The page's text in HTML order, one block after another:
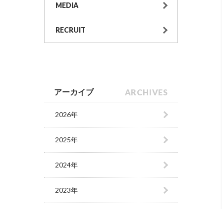
MEDIA
RECRUIT
アーカイブ ARCHIVES
2026年
2025年
2024年
2023年